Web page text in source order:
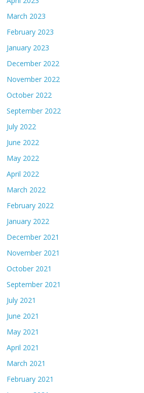
March 2023
February 2023
January 2023
December 2022
November 2022
October 2022
September 2022
July 2022
June 2022
May 2022
April 2022
March 2022
February 2022
January 2022
December 2021
November 2021
October 2021
September 2021
July 2021
June 2021
May 2021
April 2021
March 2021
February 2021